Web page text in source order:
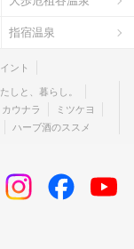
指宿温泉
ント
しと、暮らし。
カウナラ
ミツケヨ
ハーブ酒のススメ